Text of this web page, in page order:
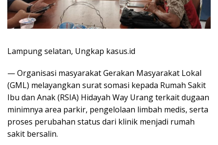
Lampung selatan, Ungkap kasus.id
‎— Organisasi masyarakat Gerakan Masyarakat Lokal
(GML) melayangkan surat somasi kepada Rumah Sakit
Ibu dan Anak (RSIA) Hidayah Way Urang terkait dugaan
minimnya area parkir, pengelolaan limbah medis, serta
proses perubahan status dari klinik menjadi rumah
sakit bersalin.